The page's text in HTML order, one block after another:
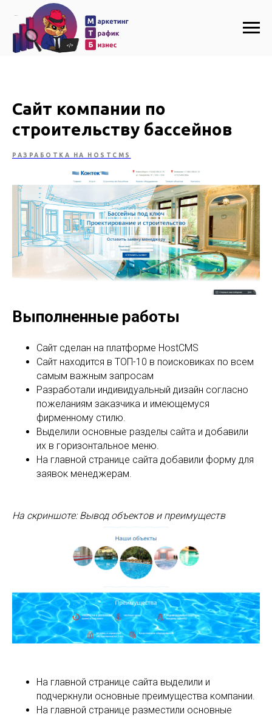
Сайт компании по
строительству бассейнов
РАЗРАБОТКА НА HOSTCMS
Выполненные работы
Сайт сделан на платформе HostCMS
Сайт находится в ТОП-10 в поисковиках по всем
самым важным запросам
Разработали индивидуальный дизайн согласно
пожеланиям заказчика и имеющемуся
фирменному стилю.
Выделили основные разделы сайта и добавили
их в горизонтальное меню.
На главной странице сайта добавили форму для
заявок менеджерам.
На скриншоте: Вывод объектов и преимуществ
На главной странице сайта выделили и
подчеркнули основные преимущества компании.
На главной странице разместили основные